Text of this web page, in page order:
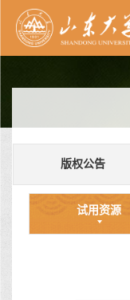
版权公告
试用资源